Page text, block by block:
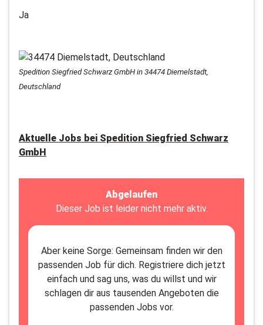
Ja
Spedition Siegfried Schwarz GmbH in 34474 Diemelstadt,
Deutschland
Aktuelle Jobs bei Spedition Siegfried Schwarz
GmbH
Abgelaufen
Dieser Job ist leider nicht mehr aktiv.
Aber keine Sorge: Gemeinsam finden wir den
passenden Job für dich. Registriere dich jetzt
einfach und sag uns, was du willst und wir
schlagen dir aus tausenden Angeboten die
passenden Jobs vor.